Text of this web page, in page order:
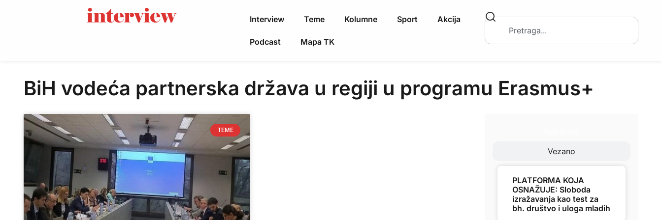
Interview Teme Kolumne Sport Akcija
Podcast Mapa TK
BiH vodeća partnerska država u regiji u programu Erasmus+
TEME
Vezano
PLATFORMA KOJA
OSNAŽUJE: Sloboda
izražavanja kao test za
bh. društvo i uloga mladih